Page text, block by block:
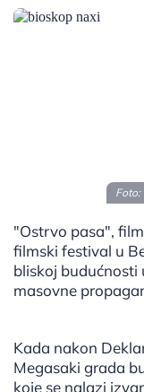
Foto:
"Ostrvo pasa",
filmski festival u
bliskoj budućnosti
masovne
Kada nakon
Megasaki grada
koje se nalazi